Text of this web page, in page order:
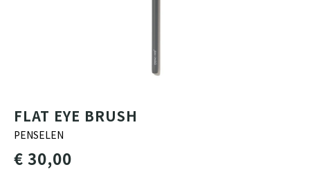
FLAT EYE BRUSH
PENSELEN
€ 30,00